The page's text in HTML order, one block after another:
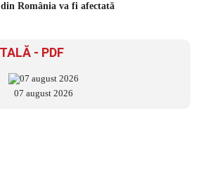
România va fi afectată
- PDF
07 august 2026